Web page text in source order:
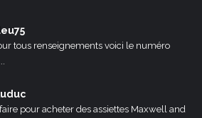
tous renseignements voici le numéro
pour acheter des assiettes Maxwell and